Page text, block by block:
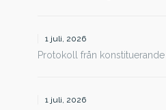
1 juli, 2026
Protokoll från
1 juli, 2026